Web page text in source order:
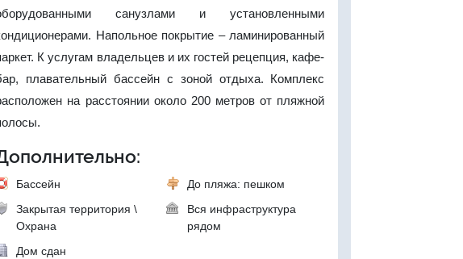
санузлами и установленными
Напольное покрытие – ламинированный
К услугам владельцев и их гостей рецепция, кафе-
плавательный бассейн с зоной отдыха. Комплекс
на расстоянии около 200 метров от пляжной
Бассейн
До пляжа: пешком
Закрытая территория \
Охрана
Вся инфраструктура
рядом
Дом сдан